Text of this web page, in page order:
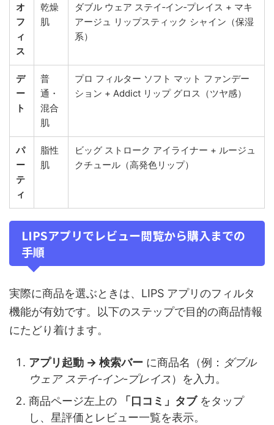
オ
フ
ィ
ス
乾燥
肌
ダブル ウェア ステイ‑イン‑プレイス + マキ
アージュ リップスティック シャイン（保湿
系）
デ
ー
ト
普
通・
混合
肌
プロ フィルター ソフト マット ファンデー
ション + Addict リップ グロス（ツヤ感）
パ
ー
テ
ィ
脂性
肌
ビッグ ストローク アイライナー + ルージュ
クチュール（高発色リップ）
LIPSアプリでレビュー閲覧から購入までの
手順
実際に商品を選ぶときは、LIPS アプリのフィルタ
機能が有効です。以下のステップで目的の商品情報
にたどり着けます。
アプリ起動 → 検索バー に商品名（例： ダブル
ウェア ステイ‑イン‑プレイス ）を入力。
商品ページ左上の
「口コミ」タブをタップ
し、星評価とレビュー一覧を表示。